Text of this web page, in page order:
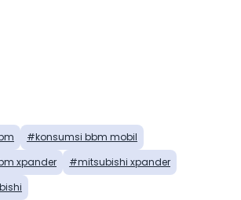
konsumsi bbm mobil
xpander
mitsubishi xpander